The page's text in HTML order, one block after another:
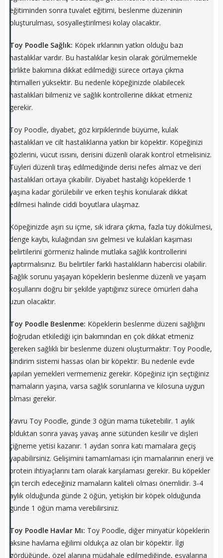
eğitiminden sonra tuvalet eğitimi, beslenme düzeninin
oluşturulması, sosyalleştirilmesi kolay olacaktır.
Toy Poodle Sağlık: Köpek ırklarının yatkın olduğu bazı
hastalıklar vardır. Bu hastalıklar kesin olarak görülmemekle
birlikte bakımına dikkat edilmediği sürece ortaya çıkma
ihtimalleri yüksektir. Bu nedenle köpeğinizde olabilecek
hastalıkları bilmeniz ve sağlık kontrollerine dikkat etmeniz
gerekir.
Toy Poodle, diyabet, göz kirpiklerinde büyüme, kulak
hastalıkları ve cilt hastalıklarına yatkın bir köpektir. Köpeğinizi
gözlerini, vücut ısısını, derisini düzenli olarak kontrol etmelisiniz.
Tüyleri düzenli tıraş edilmediğinde derisi nefes almaz ve deri
hastalıkları ortaya çıkabilir. Diyabet hastalığı köpeklerde 1
yaşına kadar görülebilir ve erken teşhis konularak dikkat
edilmesi halinde ciddi boyutlara ulaşmaz.
Köpeğinizde aşırı su içme, sık idrara çıkma, fazla tüy dökülmesi,
denge kaybı, kulağından sıvı gelmesi ve kulakları kaşıması
belirtilerini görmeniz halinde mutlaka sağlık kontrollerini
yaptırmalısınız. Bu belirtiler farklı hastalıkların habercisi olabilir.
Sağlık sorunu yaşayan köpeklerin beslenme düzenli ve yaşam
koşullarını doğru bir şekilde yaptığınız sürece ömürleri daha
uzun olacaktır.
Toy Poodle Beslenme: Köpeklerin beslenme düzeni sağlığını
doğrudan etkilediği için bakımından en çok dikkat etmeniz
gereken sağlıklı bir beslenme düzeni oluşturmaktır. Toy Poodle,
sindirim sistemi hassas olan bir köpektir. Bu nedenle evde
yapılan yemekleri vermemeniz gerekir. Köpeğiniz için seçtiğiniz
mamaların yaşına, varsa sağlık sorunlarına ve kilosuna uygun
olması gerekir.
Yavru Toy Poodle, günde 3 öğün mama tüketebilir. 1 aylık
olduktan sonra yavaş yavaş anne sütünden kesilir ve dişleri
çiğneme yetisi kazanır. 1 aydan sonra katı mamalara geçiş
yapabilirsiniz. Gelişimini tamamlaması için mamalarının enerji ve
protein ihtiyaçlarını tam olarak karşılaması gerekir. Bu köpekler
için tercih edeceğiniz mamaların kaliteli olması önemlidir. 3-4
aylık olduğunda günde 2 öğün, yetişkin bir köpek olduğunda
günde 1 öğün mama verebilirsiniz.
Toy Poodle Havlar Mı: Toy Poodle, diğer minyatür köpeklerin
aksine havlama eğilimi oldukça az olan bir köpektir. İlgi
gördüğünde, özel alanına müdahale edilmediğinde, eşyalarına